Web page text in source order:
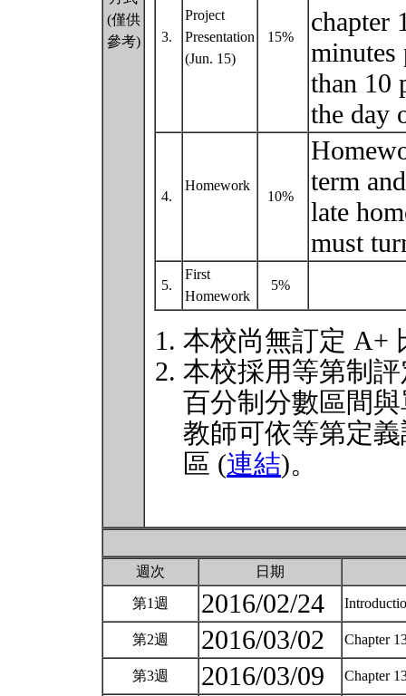
(僅供
參考)
3.
Project
Presentation
(Jun. 15)
15%
chapter
minutes
than 10
the day
4.
Homework
10%
term
late
must
5.
First
Homework
5%
本校尚無訂定 A+
本校採用等第制
百分制分數區間
教師可依等第定
區 (連結)。
週次 日期
第1週 2016/02/24
第2週 2016/03/02 Chapter
第3週 2016/03/09 Chapter